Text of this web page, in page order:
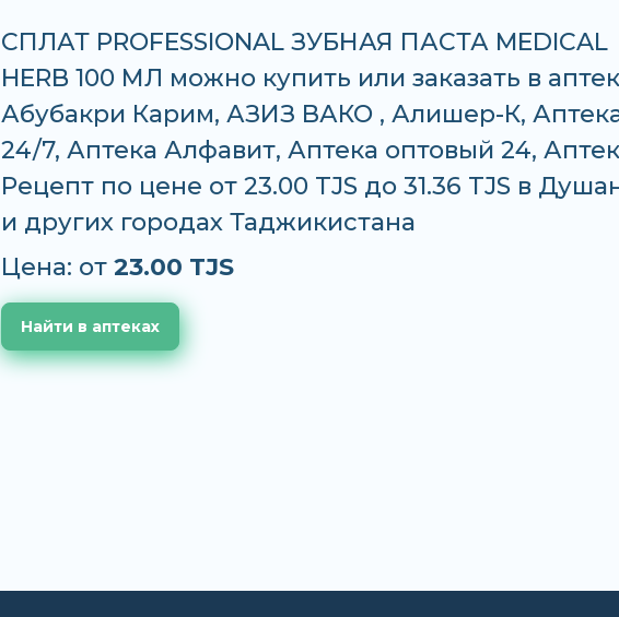
СПЛАТ PROFESSIONAL ЗУБНАЯ ПАСТА MEDICAL
HERB 100 МЛ можно купить или заказать в
Абубакри Карим, АЗИЗ ВАКО , Алишер-К,
24/7, Аптека Алфавит, Аптека оптовый 24,
Рецепт по цене от 23.00 TJS до 31.36 TJS в
и других городах Таджикистана
Цена: от 23.00 TJS
Найти в аптеках